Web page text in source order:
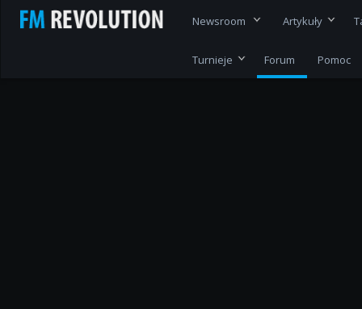
Newsroom Artykuły
Turnieje Forum Pomoc